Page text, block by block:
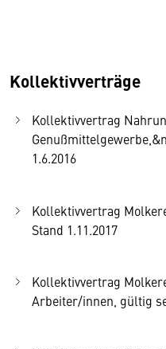
Kollektivverträge
Kollektivvertrag
1.6.2016
Kollektivvertrag
Stand 1.11.2017
Kollektivvertrag
Arbeiter/innen, gültig